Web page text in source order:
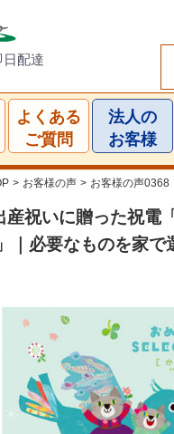
日配達
よくある
ご質問
法人の
お客様
> お客様の声 > お客様の声0368
産祝いに贈った祝電
｜必要なものを家で